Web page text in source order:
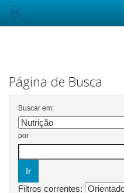
Página de Busca
Buscar em:
por
Filtros correntes: